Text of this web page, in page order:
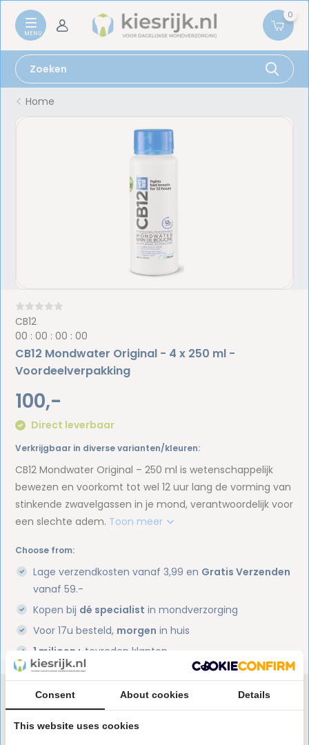
0
Home
CB12
00 :00 :00 :00
CB12 Mondwater Original - 4 x 250 ml -
Voordeelverpakking
100,-
Direct leverbaar
Verkrijgbaar in diverse varianten/kleuren:
CB12 Mondwater Original – 250 ml is wetenschappelijk
bewezen en voorkomt tot wel 12 uur lang de vorming van
stinkende zwavelgassen in je mond, verantwoordelijk voor
een slechte adem. Toon meer
Choose from:
Lage verzendkosten vanaf 3,99 en Gratis Verzenden
vanaf 59.-
Kopen bij dé specialist in mondverzorging
Voor 17u besteld, morgen in huis
1 miljoen+ tevreden klanten
Heb je een vraag over dit product?
in de chat of stuur een e-mail.
Consent About cookies Details
This website uses cookies